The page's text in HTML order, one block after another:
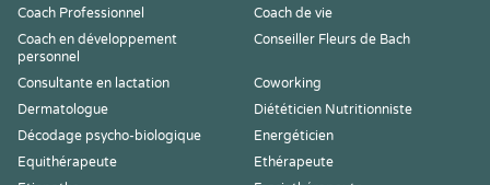
Coach Professionnel
Coach de vie
Coach en développement
personnel
Conseiller Fleurs de Bach
Consultante en lactation
Coworking
Dermatologue
Diététicien Nutritionniste
Décodage psycho-biologique
Energéticien
Equithérapeute
Ethérapeute